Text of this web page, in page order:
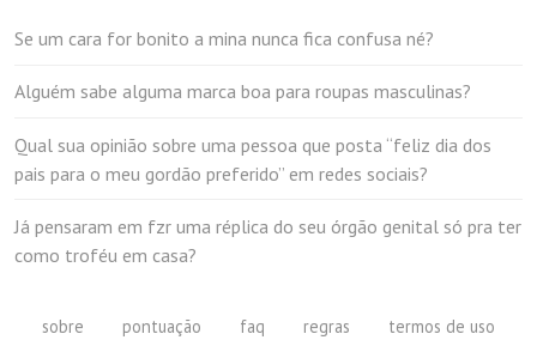
Se um cara for bonito a mina nunca fica confusa né?
Alguém sabe alguma marca boa para roupas masculinas?
Qual sua opinião sobre uma pessoa que posta “feliz dia dos
pais para o meu gordão preferido” em redes sociais?
Já pensaram em fzr uma réplica do seu órgão genital só pra ter
como troféu em casa?
sobre pontuação faq regras termos de uso